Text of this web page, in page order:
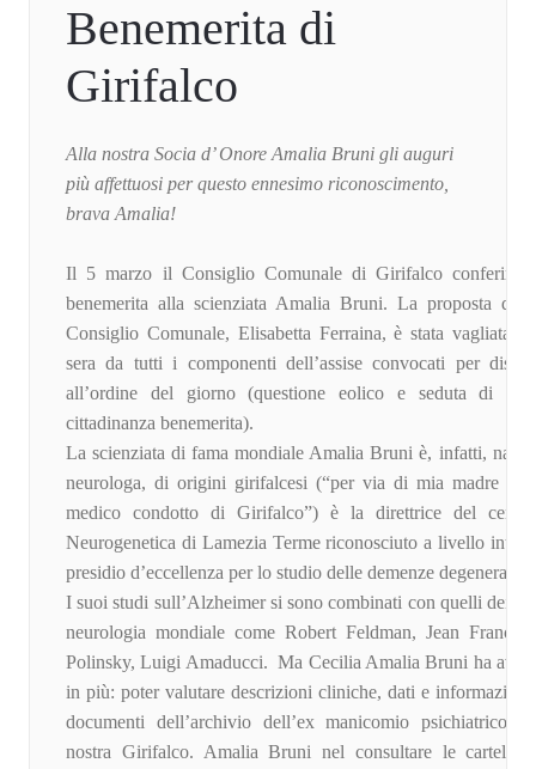
Benemerita di
Girifalco
Alla nostra Socia d’ Onore Amalia Bruni gli auguri
più affettuosi per questo ennesimo riconoscimento,
brava Amalia!
Il 5 marzo il Consiglio Comunale di Girifalco conferirà
benemerita alla scienziata Amalia Bruni. La proposta del
Consiglio Comunale, Elisabetta Ferraina, è stata vagliata e
sera da tutti i componenti dell’assise convocati per
all’ordine del giorno (questione eolico e seduta di
cittadinanza benemerita).
La scienziata di fama mondiale Amalia Bruni è, infatti, nata
neurologa, di origini girifalcesi (“per via di mia madre
medico condotto di Girifalco”) è la direttrice del
Neurogenetica di Lamezia Terme riconosciuto a livello
presidio d’eccellenza per lo studio delle demenze
I suoi studi sull’Alzheimer si sono combinati con quelli dei
neurologia mondiale come Robert Feldman, Jean
Polinsky, Luigi Amaducci. Ma Cecilia Amalia Bruni ha
in più: poter valutare descrizioni cliniche, dati e informazioni
documenti dell’archivio dell’ex manicomio psichiatrico
nostra Girifalco. Amalia Bruni nel consultare le cartelle